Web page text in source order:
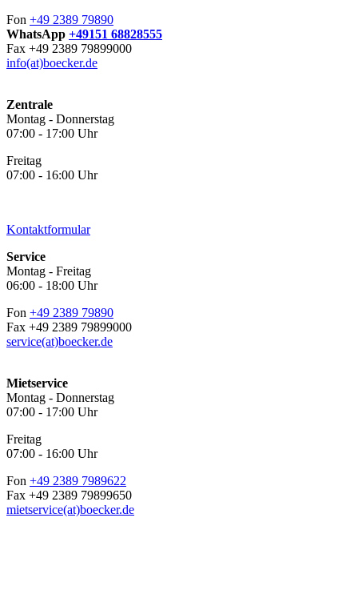
Fon +49 2389 79890
WhatsApp +49151 68828555
Fax +49 2389 79899000
info(at)boecker.de
Zentrale
Montag - Donnerstag
07:00 - 17:00 Uhr
Freitag
07:00 - 16:00 Uhr
Kontaktformular
Service
Montag - Freitag
06:00 - 18:00 Uhr
Fon +49 2389 79890
Fax +49 2389 79899000
service(at)boecker.de
Mietservice
Montag - Donnerstag
07:00 - 17:00 Uhr
Freitag
07:00 - 16:00 Uhr
Fon +49 2389 7989622
Fax +49 2389 79899650
mietservice(at)boecker.de